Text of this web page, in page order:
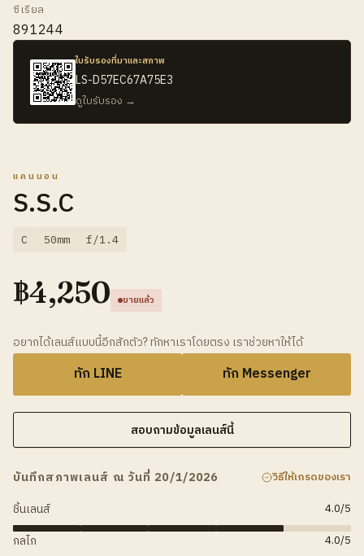
ซีเรียล
891244
ใบรับรองที่มาและสภาพ
LS-D57EC67A75E3
ดูใบรับรอง →
แคนนอน
S.S.C
C 50mm f/1.4
฿4,250 ขายแล้ว
อยากได้เลนส์แบบนี้อีกสักตัว? ทักหาเราโดยตรง เราช่วยหาให้ได้
ทัก LINE ทัก Messenger
สอบถามข้อมูลเลนส์นี้
บันทึกสภาพเลนส์ ณ วันที่ 20/1/2026 วิธีให้เกรดของเรา
ชิ้นเลนส์ 4.0/5
กลไก 4.0/5